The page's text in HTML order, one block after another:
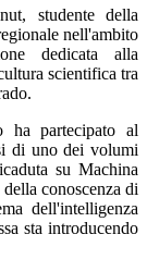
studente della
nell'ambito
dedicata alla
scientifica tra
ha partecipato al
di uno dei volumi
su Machina
conoscenza di
dell'intelligenza
sta introducendo